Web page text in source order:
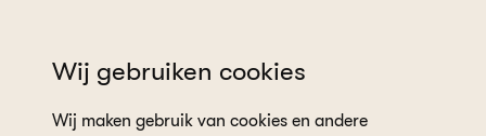
Wij gebruiken cookies
Wij maken gebruik van cookies en andere